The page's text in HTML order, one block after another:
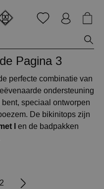
Pagina 3
perfecte combinatie van
ondersteuning
speciaal ontworpen
De bikinitops zijn
I
en de badpakken
2